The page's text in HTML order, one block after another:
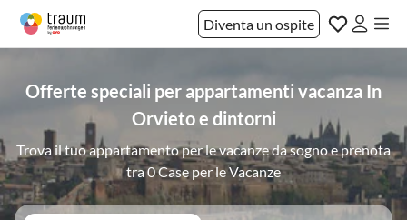
Diventa un ospite
Offerte speciali per appartamenti vacanza In
Orvieto e dintorni
Trova il tuo appartamento per le vacanze da sogno e prenota
tra 0 Case per le Vacanze